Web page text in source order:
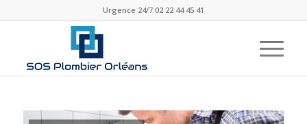
Urgence 24/7 02 22 44 45 41